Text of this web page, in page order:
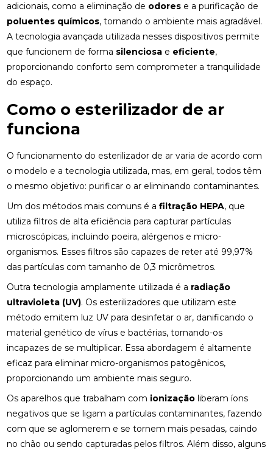
adicionais, como a eliminação de odores e a purificação de
poluentes químicos, tornando o ambiente mais agradável.
A tecnologia avançada utilizada nesses dispositivos permite
que funcionem de forma silenciosa e eficiente,
proporcionando conforto sem comprometer a tranquilidade
do espaço.
Como o esterilizador de ar
funciona
O funcionamento do esterilizador de ar varia de acordo com
o modelo e a tecnologia utilizada, mas, em geral, todos têm
o mesmo objetivo: purificar o ar eliminando contaminantes.
Um dos métodos mais comuns é afiltração HEPA, que
utiliza filtros de alta eficiência para capturar partículas
microscópicas, incluindo poeira, alérgenos e micro-
organismos. Esses filtros são capazes de reter até 99,97%
das partículas com tamanho de 0,3 micrômetros.
Outra tecnologia amplamente utilizada é a radiação
ultravioleta (UV). Os esterilizadores que utilizam este
método emitem luz UV para desinfetar o ar, danificando o
material genético de vírus e bactérias, tornando-os
incapazes de se multiplicar. Essa abordagem é altamente
eficaz para eliminar micro-organismos patogênicos,
proporcionando um ambiente mais seguro.
Os aparelhos que trabalham com ionização liberam íons
negativos que se ligam a partículas contaminantes, fazendo
com que se aglomerem e se tornem mais pesadas, caindo
no chão ou sendo capturadas pelos filtros. Além disso, alguns